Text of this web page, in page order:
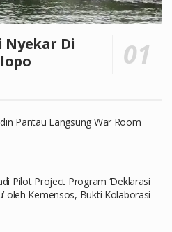
Nyekar Di
Pantau Langsung War Room
Pilot Project Program ‘Deklarasi
oleh Kemensos, Bukti Kolaborasi